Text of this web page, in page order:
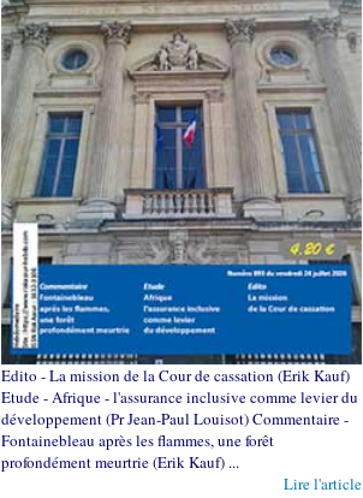
Edito - La mission de la Cour de cassation (Erik Kauf)
Etude - Afrique - l'assurance inclusive comme levier du
développement (Pr Jean-Paul Louisot) Commentaire -
Fontainebleau après les flammes, une forêt
profondément meurtrie (Erik Kauf) ...
Lire l'article